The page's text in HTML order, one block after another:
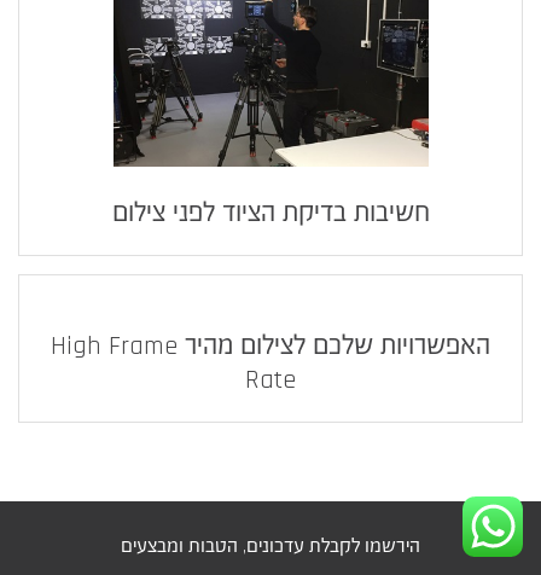
חשיבות בדיקת הציוד לפני צילום
האפשרויות שלכם לצילום מהיר High Frame
Rate
הירשמו לקבלת עדכונים, הטבות ומבצעים